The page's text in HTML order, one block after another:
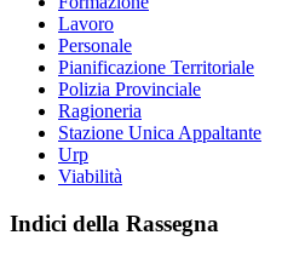
Lavoro
Personale
Pianificazione Territoriale
Polizia Provinciale
Ragioneria
Stazione Unica Appaltante
Urp
Viabilità
Indici della Rassegna